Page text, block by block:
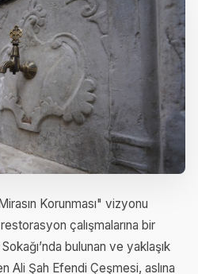
Korunması" vizyonu
çalışmalarına bir
bulunan ve yaklaşık
Ali Şah Efendi Çeşmesi, aslına